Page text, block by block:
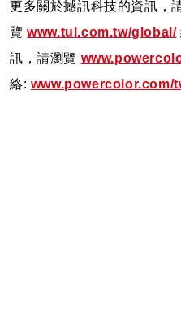
更多關於撼訊科技的資訊，
覽www.tul.com.tw/global/
訊，請瀏覽
絡: www.powercolor.com/